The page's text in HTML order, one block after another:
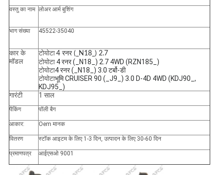
वस्तु का नाम लोअर आर्म बुशिंग
भाग संख्या 45522-35040
कार के
मॉडल
टोयोटा4 रनर (_N18_) 2.7
टोयोटा4 रनर (_N18_) 2.7 4WD (RZN185_)
टोयोटा4 रनर (_N18_) 3.0 टर्बो-डी
टोयोटाभूमि CRUISER 90 (_J9_) 3.0 D-4D 4WD (KDJ90_,
KDJ95_)
गारंटी
1 साल
पैकिंग पॉली बैग
आकार: Oem मानक
वितरण स्टॉक आइटम के लिए 1-3 दिन, उत्पादन के लिए 30-60 दिन
प्रमाणपत्र आईएसओ 9001